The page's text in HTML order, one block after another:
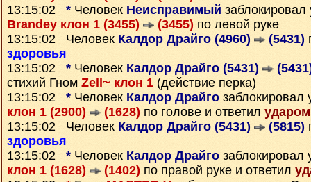
13:15:02 * Человек Неисправимый
Brandey клон 1 (3455)
(3455) по левой руке
13:15:02 Человек Калдор Драйго (4960) (5431)
здоровья
13:15:02 * Человек Калдор Драйго (5431)
стихий Гном Zell~ клон 1 (действие перка)
13:15:02 * Человек Калдор Драйго заблокировал
клон 1 (2900)
(1628) по голове и ответил ударом
13:15:02 Человек Калдор Драйго (5431) (5815)
здоровья
13:15:02 * Человек Калдор Драйго заблокировал
клон 1 (1628)
(1402) по правой руке и ответил